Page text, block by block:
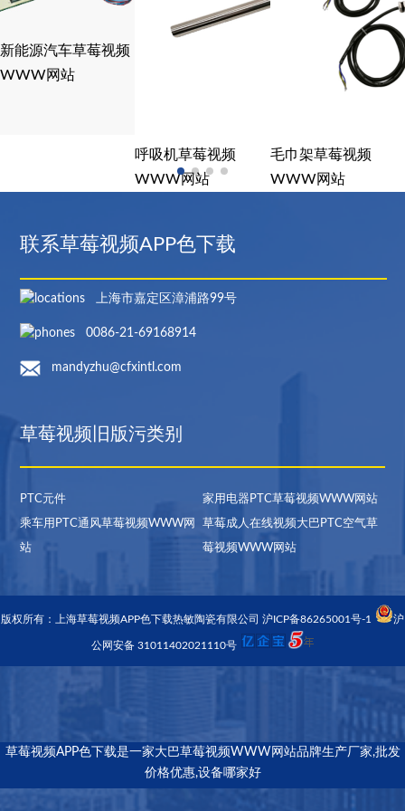
新能源汽车草莓视频
WWW网站
呼吸机草莓视频
WWW网站
毛巾架草莓视频
WWW网站
联系草莓视频APP色下载
上海市嘉定区漳浦路99号
0086-21-69168914
mandyzhu@cfxintl.com
草莓视频旧版污类别
PTC元件 家用电器PTC草莓视频WWW网站
乘车用PTC通风草莓视频WWW网
站
草莓成人在线视频大巴PTC空气草
莓视频WWW网站
版权所有：上海草莓视频APP色下载热敏陶瓷有限公司 沪ICP备86265001号-1 沪
公网安备 31011402021110号
草莓视频APP色下载是一家大巴草莓视频WWW网站品牌生产厂家,批发
价格优惠,设备哪家好